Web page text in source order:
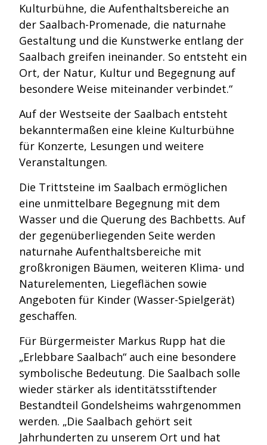
Kulturbühne, die Aufenthaltsbereiche an
der Saalbach-Promenade, die naturnahe
Gestaltung und die Kunstwerke entlang der
Saalbach greifen ineinander. So entsteht ein
Ort, der Natur, Kultur und Begegnung auf
besondere Weise miteinander verbindet.“
Auf der Westseite der Saalbach entsteht
bekanntermaßen eine kleine Kulturbühne
für Konzerte, Lesungen und weitere
Veranstaltungen.
Die Trittsteine im Saalbach ermöglichen
eine unmittelbare Begegnung mit dem
Wasser und die Querung des Bachbetts. Auf
der gegenüberliegenden Seite werden
naturnahe Aufenthaltsbereiche mit
großkronigen Bäumen, weiteren Klima- und
Naturelementen, Liegeflächen sowie
Angeboten für Kinder (Wasser-Spielgerät)
geschaffen.
Für Bürgermeister Markus Rupp hat die
„Erlebbare Saalbach“ auch eine besondere
symbolische Bedeutung. Die Saalbach solle
wieder stärker als identitätsstiftender
Bestandteil Gondelsheims wahrgenommen
werden. „Die Saalbach gehört seit
Jahrhunderten zu unserem Ort und hat